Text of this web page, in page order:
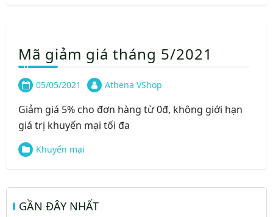
Mã giảm giá tháng 5/2021
05/05/2021 Athena VShop
Giảm giá 5% cho đơn hàng từ 0đ, không giới hạn
giá trị khuyến mại tối đa
Khuyến mại
GẦN ĐÂY NHẤT